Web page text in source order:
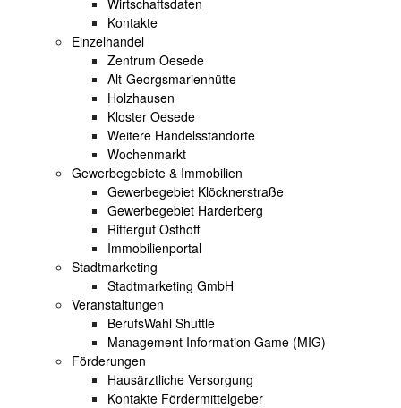
Wirtschaftsdaten
Kontakte
Einzelhandel
Zentrum Oesede
Alt-Georgsmarienhütte
Holzhausen
Kloster Oesede
Weitere Handelsstandorte
Wochenmarkt
Gewerbegebiete & Immobilien
Gewerbegebiet Klöcknerstraße
Gewerbegebiet Harderberg
Rittergut Osthoff
Immobilienportal
Stadtmarketing
Stadtmarketing GmbH
Veranstaltungen
BerufsWahl Shuttle
Management Information Game (MIG)
Förderungen
Hausärztliche Versorgung
Kontakte Fördermittelgeber